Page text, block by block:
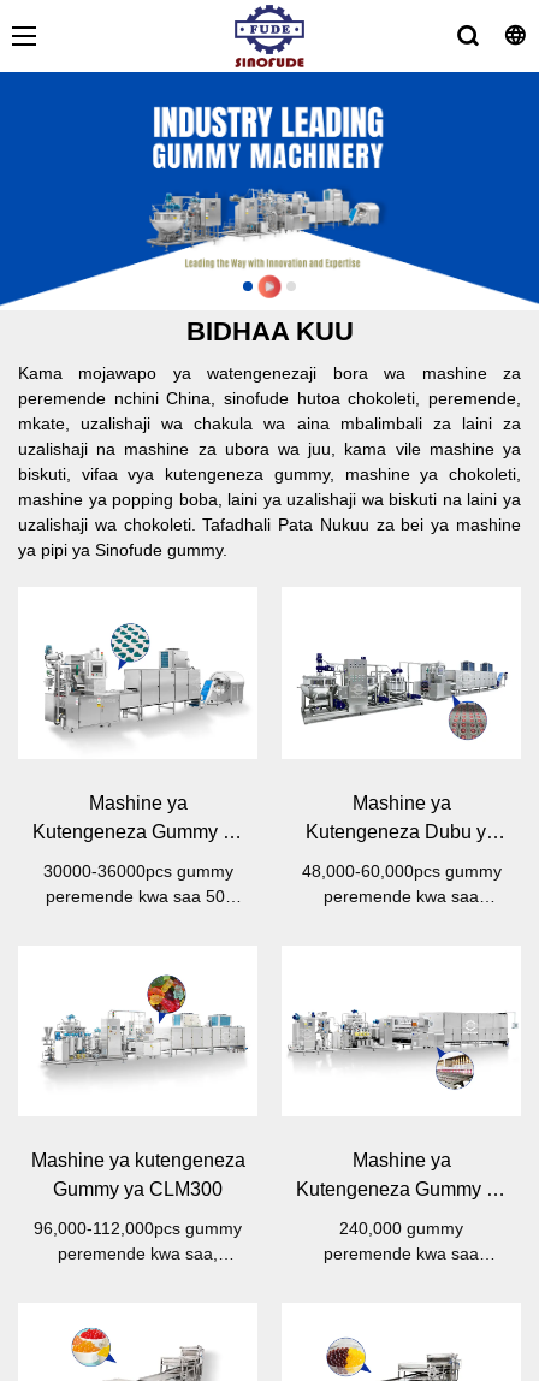
BIDHAA KUU
Kama mojawapo ya watengenezaji bora wa mashine za
peremende nchini China, sinofude hutoa chokoleti, peremende,
mkate, uzalishaji wa chakula wa aina mbalimbali za laini za
uzalishaji na mashine za ubora wa juu, kama vile mashine ya
biskuti, vifaa vya kutengeneza gummy, mashine ya chokoleti,
mashine ya popping boba, laini ya uzalishaji wa biskuti na laini ya
uzalishaji wa chokoleti.​​ Tafadhali Pata Nukuu za bei ya mashine
ya pipi ya Sinofude gummy.
Mashine ya
Kutengeneza Gummy ya
CLM80
30000-36000pcs gummy
peremende kwa saa 50-
Mashine ya
Kutengeneza Dubu ya
CLM150
48,000-60,000pcs gummy
peremende kwa saa
Mashine ya kutengeneza
Gummy ya CLM300
96,000-112,000pcs gummy
peremende kwa saa,
Mashine ya
Kutengeneza Gummy ya
CLM600
240,000 gummy
peremende kwa saa